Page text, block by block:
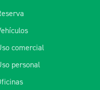
comercial
personal